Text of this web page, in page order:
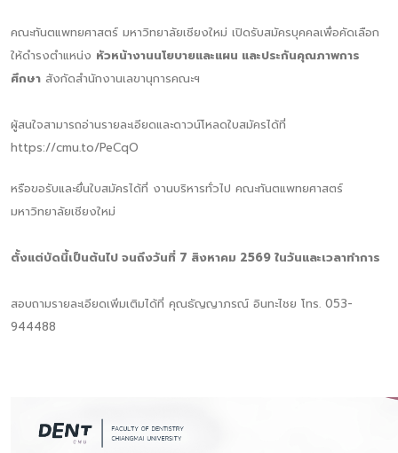
คณะทันตแพทยศาสตร์ มหาวิทยาลัยเชียงใหม่ เปิดรับสมัครบุคคลเพื่อคัดเลือก
ให้ดำรงตำแหน่ง หัวหน้างานนโยบายและแผน และประกันคุณภาพการ
ศึกษา สังกัดสำนักงานเลขานุการคณะฯ
ผู้สนใจสามารถอ่านรายละเอียดและดาวน์โหลดใบสมัครได้ที่
https://cmu.to/PeCqO
หรือขอรับและยื่นใบสมัครได้ที่ งานบริหารทั่วไป คณะทันตแพทยศาสตร์
มหาวิทยาลัยเชียงใหม่
ตั้งแต่บัดนี้เป็นต้นไป จนถึงวันที่ 7 สิงหาคม 2569 ในวันและเวลาทำการ
สอบถามรายละเอียดเพิ่มเติมได้ที่ คุณธัญญาภรณ์ อินทะไชย โทร. 053-
944488